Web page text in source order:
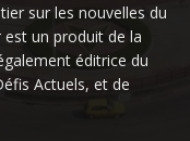
sur les nouvelles du
est un produit de la
éditrice du
Actuels, et de